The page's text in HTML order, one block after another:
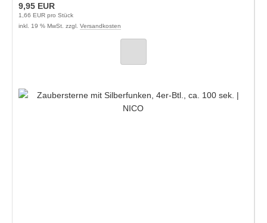
9,95 EUR
1,66 EUR pro Stück
inkl. 19 % MwSt. zzgl. Versandkosten